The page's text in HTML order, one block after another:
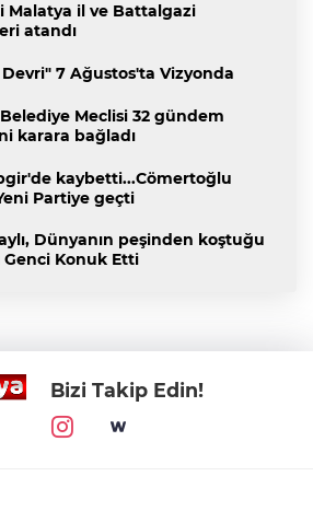
Malatya il ve Battalgazi
atandı
7 Ağustos'ta Vizyonda
Meclisi 32 gündem
karara bağladı
kaybetti...Cömertoğlu
Partiye geçti
Dünyanın peşinden koştuğu
Genci Konuk Etti
Bizi Takip Edin!